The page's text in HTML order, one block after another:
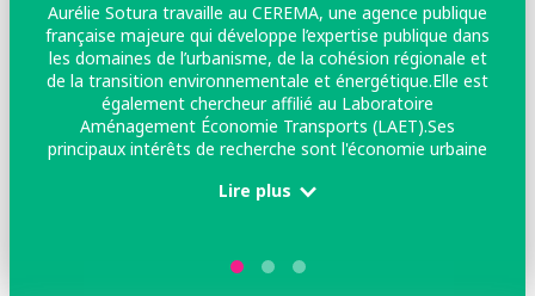
Aurélie Sotura travaille au CEREMA, une agence publique
française majeure qui développe l’expertise publique dans
les domaines de l’urbanisme, de la cohésion régionale et
de la transition environnementale et énergétique.Elle est
également chercheur affilié au Laboratoire
Aménagement Économie Transports (LAET).Ses
principaux intérêts de recherche sont l'économie urbaine
l'économie publique et à l'histoire économique.Elle a
Lire plus